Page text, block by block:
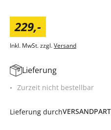
229,-
Inkl. MwSt. zzgl.Versand
Lieferung
Zurzeit nicht bestellbar
Lieferung durch